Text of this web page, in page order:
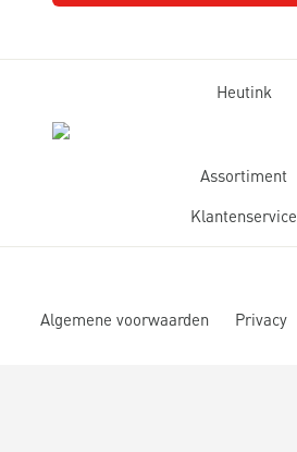
Heutink
Assortiment
Klantenservice
Algemene voorwaarden Privacy